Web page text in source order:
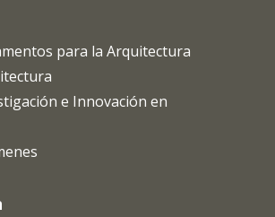
para la Arquitectura
e Innovación en